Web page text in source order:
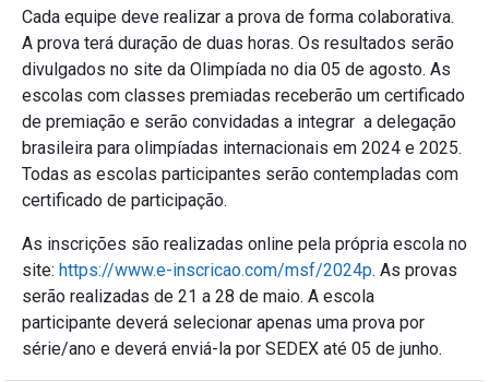
Cada equipe deve realizar a prova de forma colaborativa.
A prova terá duração de duas horas. Os resultados serão
divulgados no site da Olimpíada no dia 05 de agosto. As
escolas com classes premiadas receberão um certificado
de premiação e serão convidadas a integrar a delegação
brasileira para olimpíadas internacionais em 2024 e 2025.
Todas as escolas participantes serão contempladas com
certificado de participação.
As inscrições são realizadas online pela própria escola no
site: https://www.e-inscricao.com/msf/2024p. As provas
serão realizadas de 21 a 28 de maio. A escola
participante deverá selecionar apenas uma prova por
série/ano e deverá enviá-la por SEDEX até 05 de junho.